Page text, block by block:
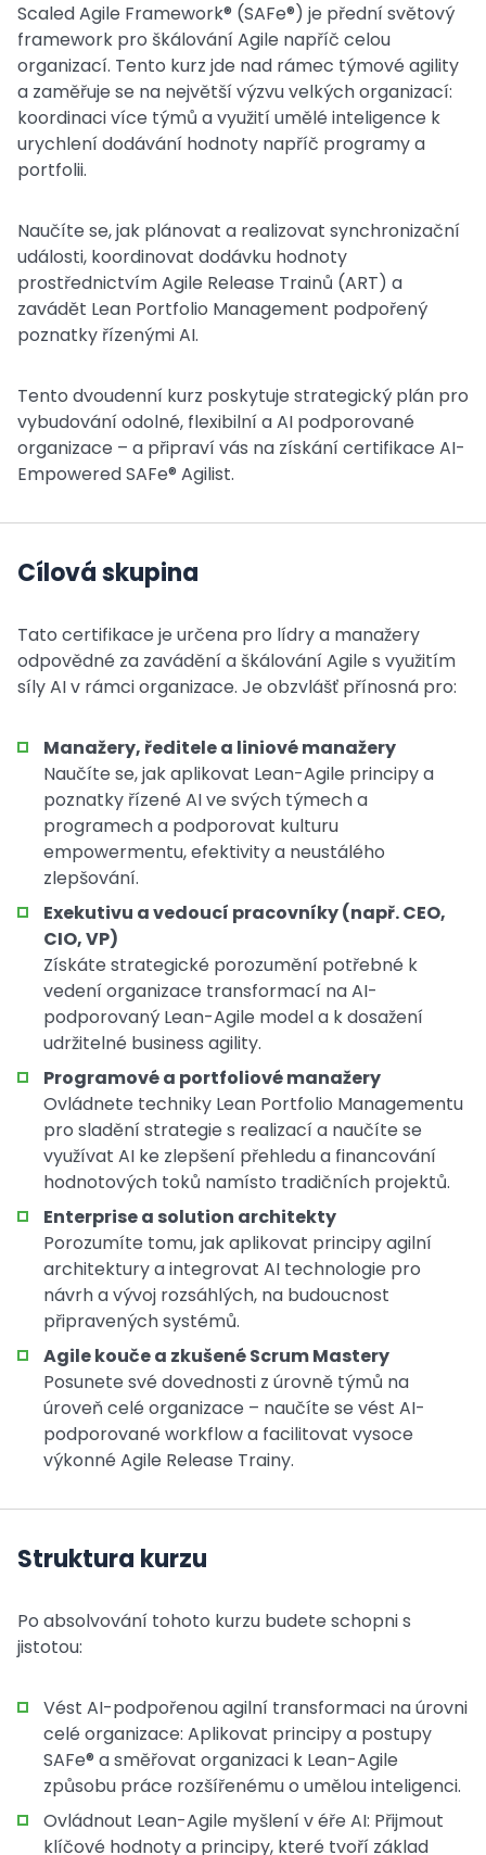
Scaled Agile Framework® (SAFe®) je přední světový
framework pro škálování Agile napříč celou
organizací. Tento kurz jde nad rámec týmové agility
a zaměřuje se na největší výzvu velkých organizací:
koordinaci více týmů a využití umělé inteligence k
urychlení dodávání hodnoty napříč programy a
portfolii.
Naučíte se, jak plánovat a realizovat synchronizační
události, koordinovat dodávku hodnoty
prostřednictvím Agile Release Trainů (ART) a
zavádět Lean Portfolio Management podpořený
poznatky řízenými AI.
Tento dvoudenní kurz poskytuje strategický plán pro
vybudování odolné, flexibilní a AI podporované
organizace – a připraví vás na získání certifikace AI-
Empowered SAFe® Agilist.
Cílová skupina
Tato certifikace je určena pro lídry a manažery
odpovědné za zavádění a škálování Agile s využitím
síly AI v rámci organizace. Je obzvlášť přínosná pro:
Manažery, ředitele a liniové manažery
Naučíte se, jak aplikovat Lean-Agile principy a
poznatky řízené AI ve svých týmech a
programech a podporovat kulturu
empowermentu, efektivity a neustálého
zlepšování.
Exekutivu a vedoucí pracovníky (např. CEO,
CIO, VP)
Získáte strategické porozumění potřebné k
vedení organizace transformací na AI-
podporovaný Lean-Agile model a k dosažení
udržitelné business agility.
Programové a portfoliové manažery
Ovládnete techniky Lean Portfolio Managementu
pro sladění strategie s realizací a naučíte se
využívat AI ke zlepšení přehledu a financování
hodnotových toků namísto tradičních projektů.
Enterprise a solution architekty
Porozumíte tomu, jak aplikovat principy agilní
architektury a integrovat AI technologie pro
návrh a vývoj rozsáhlých, na budoucnost
připravených systémů.
Agile kouče a zkušené Scrum Mastery
Posunete své dovednosti z úrovně týmů na
úroveň celé organizace – naučíte se vést AI-
podporované workflow a facilitovat vysoce
výkonné Agile Release Trainy.
Struktura kurzu
Po absolvování tohoto kurzu budete schopni s
jistotou:
Vést AI-podpořenou agilní transformaci na úrovni
celé organizace: Aplikovat principy a postupy
SAFe® a směřovat organizaci k Lean-Agile
způsobu práce rozšířenému o umělou inteligenci.
Ovládnout Lean-Agile myšlení v éře AI: Přijmout
klíčové hodnoty a principy, které tvoří základ